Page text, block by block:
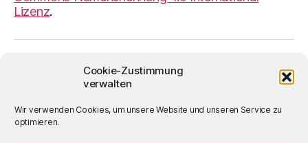
Cookie-Zustimmung
verwalten
Wir verwenden Cookies, um unsere Website und unseren Service zu
optimieren.
Lizenz.
2mecs Hoch↑